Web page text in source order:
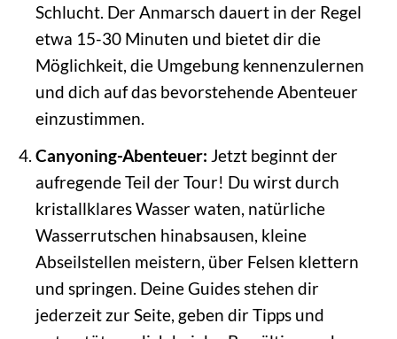
Schlucht. Der Anmarsch dauert in der Regel
etwa 15-30 Minuten und bietet dir die
Möglichkeit, die Umgebung kennenzulernen
und dich auf das bevorstehende Abenteuer
einzustimmen.
Canyoning-Abenteuer: Jetzt beginnt der
aufregende Teil der Tour! Du wirst durch
kristallklares Wasser waten, natürliche
Wasserrutschen hinabsausen, kleine
Abseilstellen meistern, über Felsen klettern
und springen. Deine Guides stehen dir
jederzeit zur Seite, geben dir Tipps und